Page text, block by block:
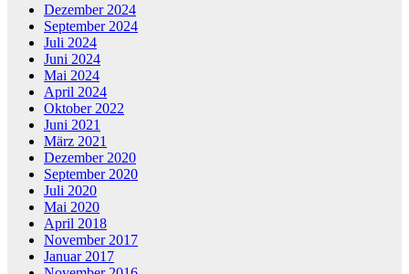
Dezember 2024
September 2024
Juli 2024
Juni 2024
Mai 2024
April 2024
Oktober 2022
Juni 2021
März 2021
Dezember 2020
September 2020
Juli 2020
Mai 2020
April 2018
November 2017
Januar 2017